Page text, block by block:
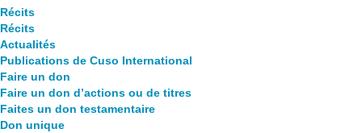
Récits
Récits
Actualités
Publications de Cuso International
Faire un don
Faire un don d’actions ou de titres
Faites un don testamentaire
Don unique